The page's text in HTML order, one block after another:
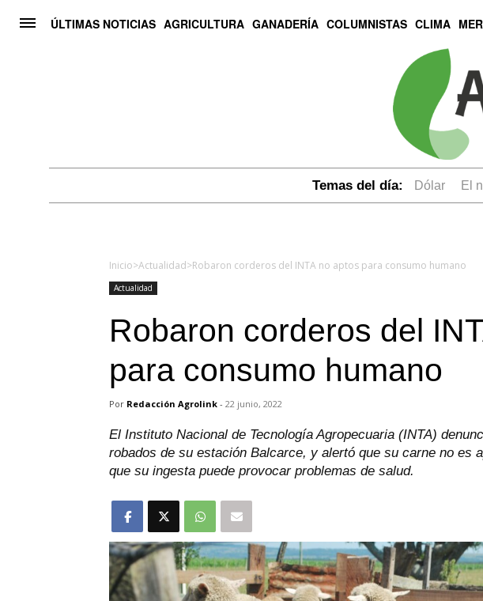
ÚLTIMAS NOTICIAS AGRICULTURA GANADERÍA COLUMNISTAS CLIMA
Temas del día: dólar
Inicio>Actualidad>Robaron corderos del INTA no aptos para consumo humano
Actualidad
Robaron corderos del
para consumo humano
Por Redacción Agrolink - 22 junio, 2022
El Instituto Nacional de Tecnología Agropecuaria (INTA)
robados de su estación Balcarce, y alertó que su carne no es
que su ingesta puede provocar problemas de salud.